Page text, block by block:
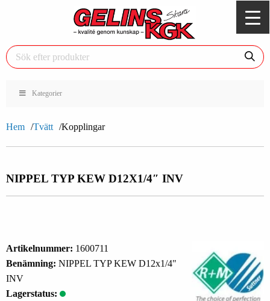
Kategorier
Hem Tvätt Kopplingar
NIPPEL TYP KEW D12X1/4″ INV
Artikelnummer: 1600711
Benämning: NIPPEL TYP KEW D12x1/4"
INV
Lagerstatus: